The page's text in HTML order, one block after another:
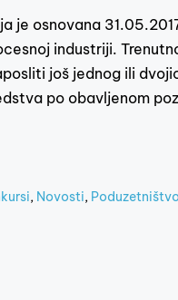
je osnovana
industriji.
još jednog ili
po obavljenom
, Novosti, Poduzetništvo